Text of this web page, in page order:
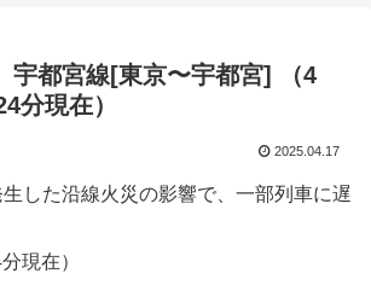
宇都宮線[東京〜宇都宮] （4
分現在）
2025.04.17
した沿線火災の影響で、一部列車に遅
現在）